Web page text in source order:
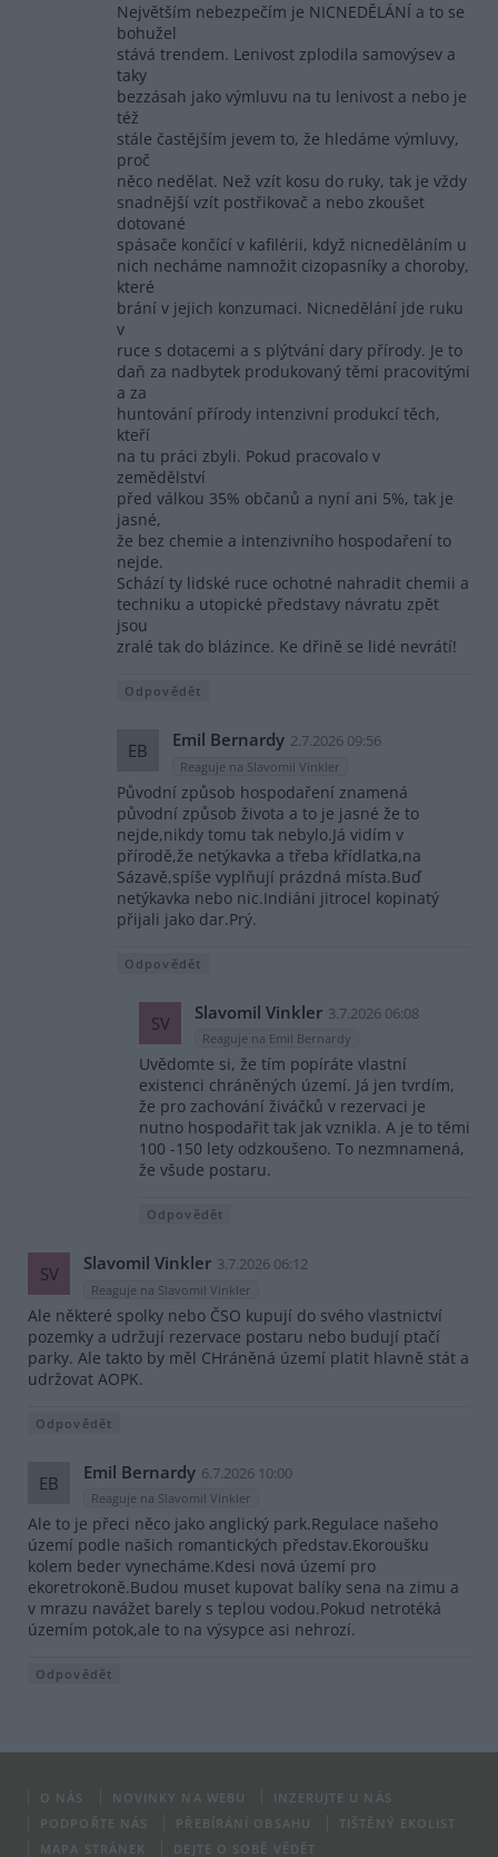
Největším nebezpečím je NICNEDĚLÁNÍ a to se
bohužel
stává trendem. Lenivost zplodila samovýsev a
taky
bezzásah jako výmluvu na tu lenivost a nebo je
též
stále častějším jevem to, že hledáme výmluvy,
proč
něco nedělat. Než vzít kosu do ruky, tak je vždy
snadnější vzít postřikovač a nebo zkoušet
dotované
spásače končící v kafilérii, když nicneděláním u
nich necháme namnožit cizopasníky a choroby,
které
brání v jejich konzumaci. Nicnedělání jde ruku
v
ruce s dotacemi a s plýtvání dary přírody. Je to
daň za nadbytek produkovaný těmi pracovitými
a za
huntování přírody intenzivní produkcí těch,
kteří
na tu práci zbyli. Pokud pracovalo v
zemědělství
před válkou 35% občanů a nyní ani 5%, tak je
jasné,
že bez chemie a intenzivního hospodaření to
nejde.
Schází ty lidské ruce ochotné nahradit chemii a
techniku a utopické představy návratu zpět
jsou
zralé tak do blázince. Ke dřině se lidé nevrátí!
Odpovědět
EB Emil Bernardy 2.7.2026 09:56
Reaguje na Slavomil Vinkler
Původní způsob hospodaření znamená
původní způsob života a to je jasné že to
nejde,nikdy tomu tak nebylo.Já vidím v
přírodě,že netýkavka a třeba křídlatka,na
Sázavě,spíše vyplňují prázdná místa.Buď
netýkavka nebo nic.Indiáni jitrocel kopinatý
přijali jako dar.Prý.
Odpovědět
SV Slavomil Vinkler 3.7.2026 06:08
Reaguje na Emil Bernardy
Uvědomte si, že tím popíráte vlastní
existenci chráněných území. Já jen tvrdím,
že pro zachování živáčků v rezervaci je
nutno hospodařit tak jak vznikla. A je to těmi
100 -150 lety odzkoušeno. To nezmnamená,
že všude postaru.
Odpovědět
SV Slavomil Vinkler 3.7.2026 06:12
Reaguje na Slavomil Vinkler
Ale některé spolky nebo ČSO kupují do svého vlastnictví
pozemky a udržují rezervace postaru nebo budují ptačí
parky. Ale takto by měl CHráněná území platit hlavně stát a
udržovat AOPK.
Odpovědět
EB Emil Bernardy 6.7.2026 10:00
Reaguje na Slavomil Vinkler
Ale to je přeci něco jako anglický park.Regulace našeho
území podle našich romantických představ.Ekoroušku
kolem beder vynecháme.Kdesi nová území pro
ekoretrokoně.Budou muset kupovat balíky sena na zimu a
v mrazu navážet barely s teplou vodou.Pokud netrotéká
územím potok,ale to na výsypce asi nehrozí.
Odpovědět
O NÁS NOVINKY NA WEBU
INZERUJTE U NÁS
PODPOŘTE NÁS
PŘEBÍRÁNÍ OBSAHU
TIŠTĚNÝ EKOLIST
MAPA STRÁNEK
DEJTE O SOBĚ VĚDĚT